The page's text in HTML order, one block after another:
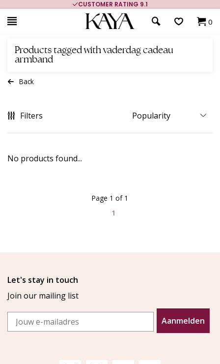
CUSTOMER RATING 9.1
0
Products tagged with vaderdag cadeau
armband
Back
Filters
No products found...
1
Page 1 of 1
Let's stay in touch
Join our mailing list
Email
Aanmelden